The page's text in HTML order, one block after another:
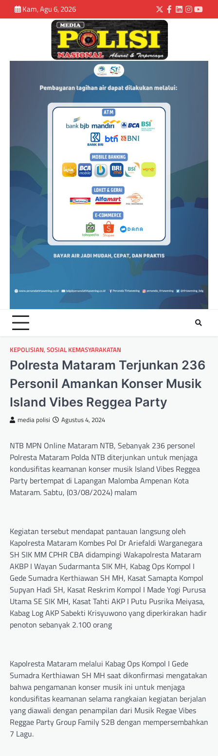
Kam, Agu 6, 2026
KEPOLISIAN, SOSIAL KEMASYARAKATAN
Polresta Mataram Terjunkan 236
Personil Amankan Konser Musik
Island Vibes Reggea Party
media polisi Agustus 4, 2024
NTB MPN Online Mataram NTB, Sebanyak 236 personel
Polresta Mataram Polda NTB diterjunkan untuk menjaga
kondusifitas keamanan konser musik Island Vibes Reggea
Party bertempat di Lapangan Malomba Ampenan Kota
Mataram. Sabtu, (03/08/2024) malam
Kegiatan tersebut mendapat pantauan langsung oleh
Kapolresta Mataram Kombes Pol Dr Ariefaldi Warganegara
SH SIK MM CPHR CBA didampingi Wakapolresta Mataram
AKBP I Wayan Sudarmanta SIK MH, Kabag Ops Kompol I
Gede Sumadra Kerthiawan SH MH, Kasat Samapta Kompol
Supyan Hadi SH, Kasat Reskrim Kompol I Made Yogi Purusa
Utama SE SIK MH, Kasat Tahti AKP I Putu Pusrika Meiyasa,
Kabag Log AKP Sabekti Krisyuwono yang diperkirakan hadir
penoton sebanyak 2.100 orang
Kapolresta Mataram melalui Kabag Ops Kompol I Gede
Sumadra Kerthiawan SH MH saat dikonfirmasi mengatakan
bahwa pengamanan konser musik ini untuk menjaga
kondusifitas keamanan selama rangkaian kegiatan berjalan
yang diawali dengan penampilan dari Musik Regae Vibes
Reggae Party Group Family S2B dengan mempersembahkan
7 Lagu.